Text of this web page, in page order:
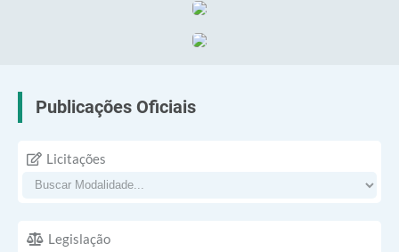
Publicações Oficiais
Licitações
Legislação